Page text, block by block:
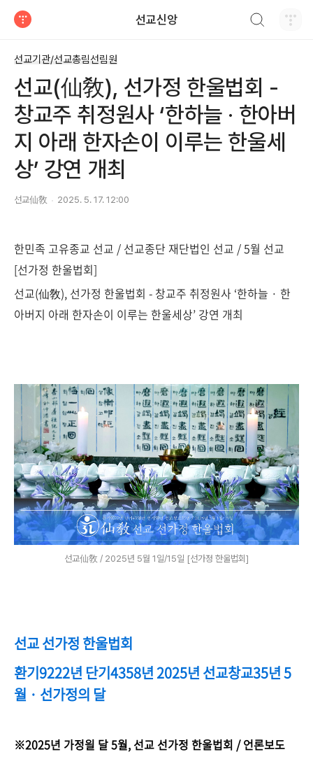
선교신앙
선교기관/선교총림선림원
선교(仙敎), 선가정 한울법회 -
창교주 취정원사 ‘한하늘 · 한아버
지 아래 한자손이 이루는 한울세
상’ 강연 개최
선교仙敎 2025. 5. 17. 12:00
한민족 고유종교 선교 / 선교종단 재단법인 선교 / 5월 선교
[선가정 한울법회]
선교(仙敎), 선가정 한울법회 - 창교주 취정원사 ‘한하늘 · 한
아버지 아래 한자손이 이루는 한울세상’ 강연 개최
선교仙敎 / 2025년 5월 1일/15일 [선가정 한울법회]
선교 선가정 한울법회
환기9222년 단기4358년 2025년 선교창교35년 5
월 · 선가정의 달
※2025년 가정읠 달 5월, 선교 선가정 한울법회 / 언론보도